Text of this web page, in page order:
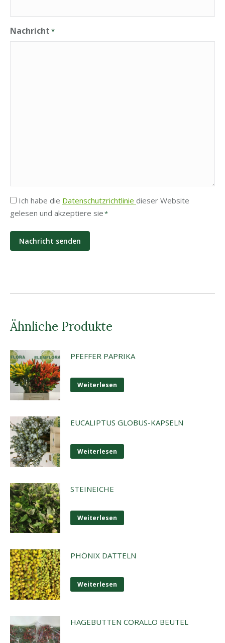
Nachricht *
Privatsphäre
*
Ich habe die Datenschutzrichtlinie dieser Website
gelesen und akzeptiere sie*
Ähnliche Produkte
PFEFFER PAPRIKA
Weiterlesen
EUCALIPTUS GLOBUS-KAPSELN
Weiterlesen
STEINEICHE
Weiterlesen
PHÖNIX DATTELN
Weiterlesen
HAGEBUTTEN CORALLO BEUTEL